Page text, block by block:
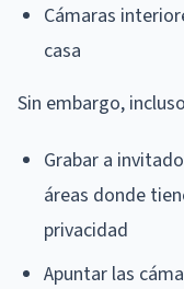
Cámaras
casa
Sin embargo,
Grabar a
áreas donde
privacidad
Apuntar las